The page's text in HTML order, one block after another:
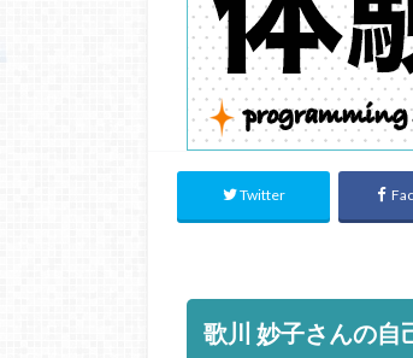
Twitter
歌川 妙子さんの自